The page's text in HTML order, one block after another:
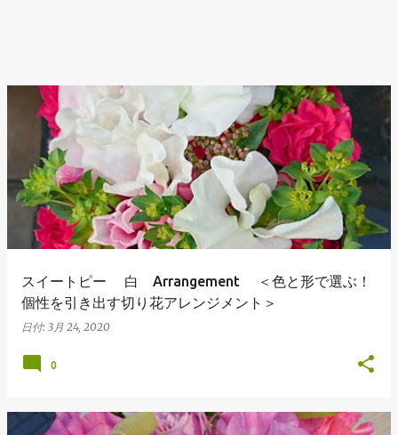
スイートピー 白 Arrangement ＜色と形で選ぶ！
個性を引き出す切り花アレンジメント＞
日付: 3月 24, 2020
0